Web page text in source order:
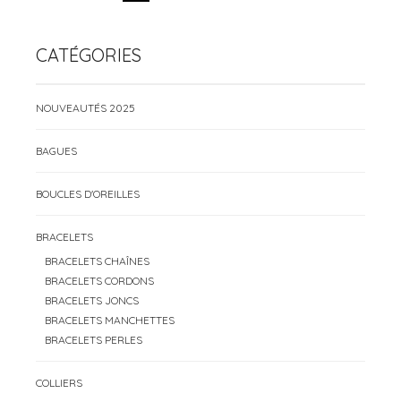
CATÉGORIES
NOUVEAUTÉS 2025
BAGUES
BOUCLES D'OREILLES
BRACELETS
BRACELETS CHAÎNES
BRACELETS CORDONS
BRACELETS JONCS
BRACELETS MANCHETTES
BRACELETS PERLES
COLLIERS